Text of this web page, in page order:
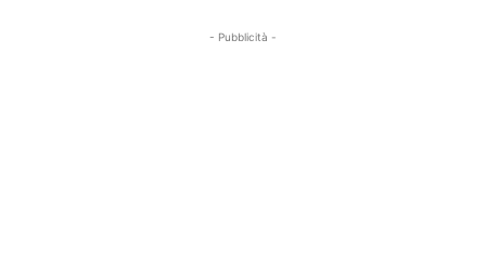
- Pubblicità -